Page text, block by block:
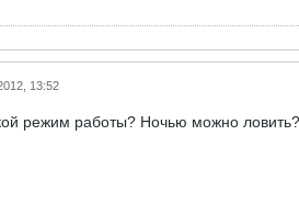
13:52
режим работы? Ночью можно ловить?